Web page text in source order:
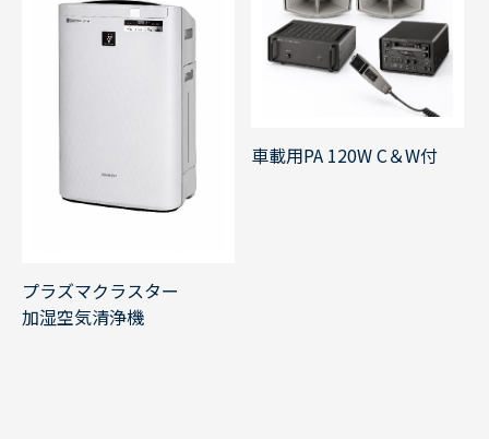
プラズマクラスター
加湿空気清浄機
車載用PA 120W C＆W付